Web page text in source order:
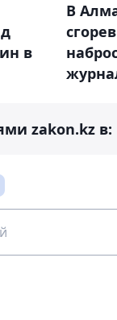
в
В
zakon.kz в: